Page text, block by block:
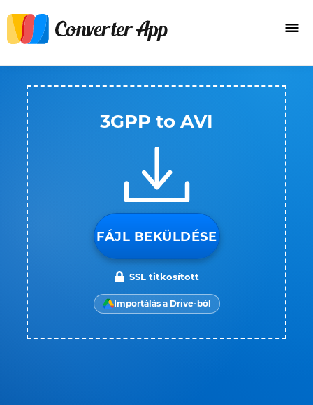
3GPP to AVI
FÁJL BEKÜLDÉSE
SSL titkosított
Importálás a Drive-ból